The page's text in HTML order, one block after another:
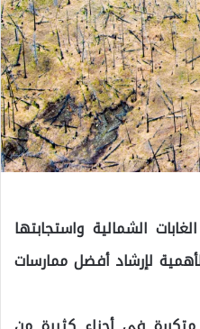
الشمالية واستجابتها
لإرشاد أفضل ممارسات